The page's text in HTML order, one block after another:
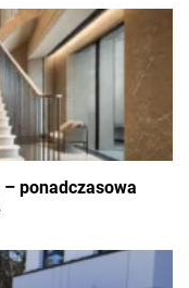
ponadczasowa